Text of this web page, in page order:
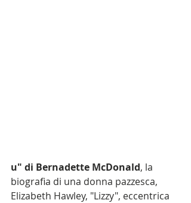
u" di Bernadette McDonald, la
biografia di una donna pazzesca,
Elizabeth Hawley, "Lizzy", eccentrica